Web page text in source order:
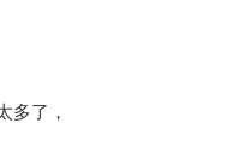
多了，